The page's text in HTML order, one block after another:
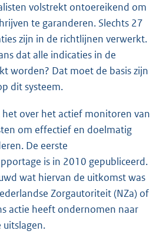
volstrekt ontoereikend om
te garanderen. Slechts 27
zijn in de richtlijnen verwerkt.
dat alle indicaties in de
worden? Dat moet de basis zijn
dit systeem.
over het actief monitoren van
om effectief en doelmatig
De eerste
is in 2010 gepubliceerd.
wat hiervan de uitkomst was
Zorgautoriteit (NZa) of
actie heeft ondernomen naar
uitslagen.